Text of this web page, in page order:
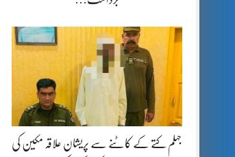
جہلم کتے کے کاٹنے سے پریشان علاقہ مکین کی